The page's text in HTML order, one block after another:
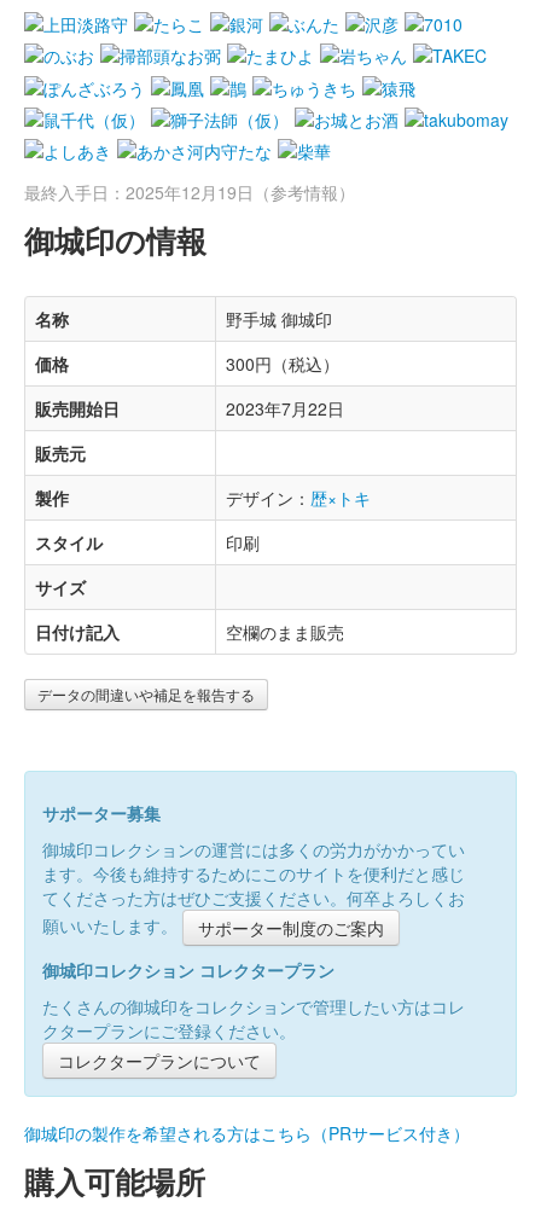
最終入手日：2025年12月19日（参考情報）
御城印の情報
名称
野手城 御城印
価格
300円（税込）
販売開始日
2023年7月22日
販売元
製作
デザイン： 歴×トキ
スタイル
印刷
サイズ
日付け記入
空欄のまま販売
データの間違いや補足を報告する
サポーター募集
御城印コレクションの運営には多くの労力がかかってい
ます。今後も維持するためにこのサイトを便利だと感じ
てくださった方はぜひご支援ください。何卒よろしくお
願いいたします。
サポーター制度のご案内
御城印コレクション コレクタープラン
たくさんの御城印をコレクションで管理したい方はコレ
クタープランにご登録ください。
コレクタープランについて
御城印の製作を希望される方はこちら（PRサービス付き）
購入可能場所